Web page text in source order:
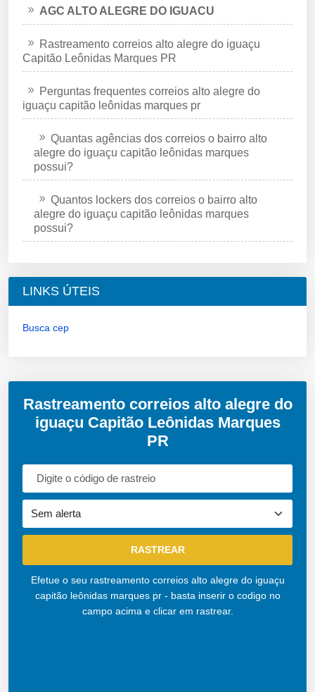
AGC ALTO ALEGRE DO IGUACU
Rastreamento correios alto alegre do iguaçu
Capitão Leônidas Marques PR
Perguntas frequentes correios alto alegre do
iguaçu capitão leônidas marques pr
Quantas agências dos correios o bairro alto
alegre do iguaçu capitão leônidas marques
possui?
Quantos lockers dos correios o bairro alto
alegre do iguaçu capitão leônidas marques
possui?
LINKS ÚTEIS
Busca cep
Rastreamento correios alto alegre do
iguaçu Capitão Leônidas Marques
PR
Efetue o seu rastreamento correios alto alegre do iguaçu
capitão leônidas marques pr - basta inserir o codigo no
campo acima e clicar em rastrear.